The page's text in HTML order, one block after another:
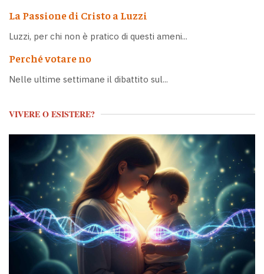
La Passione di Cristo a Luzzi
Luzzi, per chi non è pratico di questi ameni...
Perché votare no
Nelle ultime settimane il dibattito sul...
VIVERE O ESISTERE?